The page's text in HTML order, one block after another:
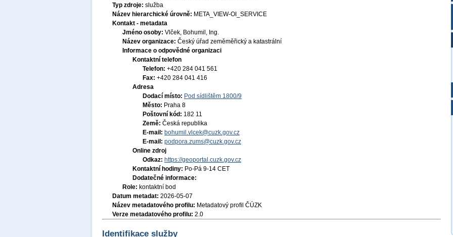
Typ zdroje: služba
Název hierarchické úrovně: META_VIEW-OI_SERVICE
Kontakt - metadata
Jméno osoby: Vlček, Bohumil, Ing.
Název organizace: Český úřad zeměměřický a katastrální
Informace o odpovědné organizaci
Kontaktní telefon
Telefon: +420 284 041 561
Fax: +420 284 041 416
Adresa
Dodací místo: Pod sídlištěm 1800/9
Město: Praha 8
Poštovní kód: 182 11
Země: Česká republika
E-mail: bohumil.vlcek@cuzk.gov.cz
E-mail: podpora.zums@cuzk.gov.cz
Online zdroj
Odkaz: https://geoportal.cuzk.gov.cz
Kontaktní hodiny: Po-Pá 9-14 CET
Dodatečné informace:
Role: kontaktní bod
Datum metadat: 2026-05-07
Název metadatového profilu: Metadatový profil ČÚZK
Verze metadatového profilu: 2.0
Identifikace služby